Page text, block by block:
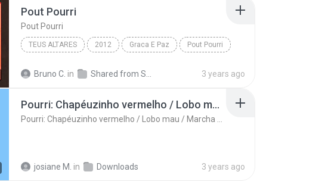
Pout Pourri
Pout Pourri
TEUS ALTARES 2012 Graca E Paz Pout Pourri
Bruno C. in 3 years ago
Pourri: Chapéuzinho vermelho / Lobo mau / Marcha dos caçadores
josiane M. in Downloads 3 years ago